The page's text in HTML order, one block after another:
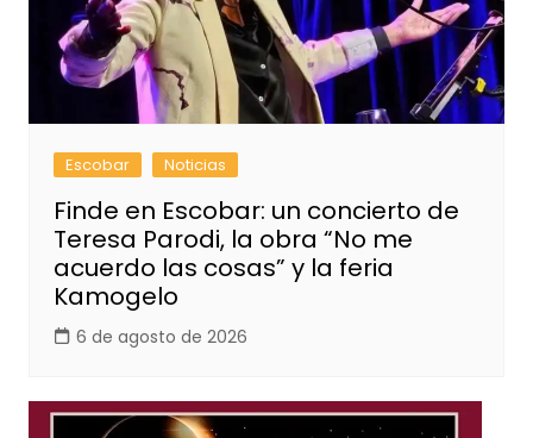
Escobar Noticias
Finde en Escobar: un concierto de
Teresa Parodi, la obra “No me
acuerdo las cosas” y la feria
Kamogelo
6 de agosto de 2026